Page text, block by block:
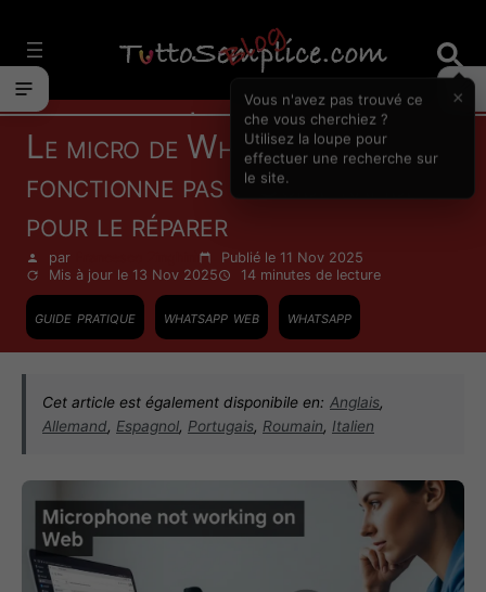
contenuto
Internet
Le micro de WhatsApp Web ne
fonctionne pas ? Guide rapide
pour le réparer
par
Publié le 11 Nov 2025
Mis à jour le 13 Nov 2025
14 minutes de lecture
guide pratique whatsapp web whatsapp
Cet article est également disponibile en: Anglais,
Allemand, Espagnol, Portugais, Roumain, Italien
Vous n'avez pas trouvé ce
che vous cherchiez ?
Utilisez la loupe pour
effectuer une recherche sur
le site.
×